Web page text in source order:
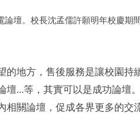
論壇 。校長沈孟儒許願明年校慶期
地方，售後服務是讓校園持
...等，其實可以是成功論壇
關論壇，促成各界更多的交